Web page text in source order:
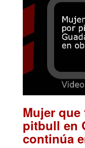
Mujer que
pitbull en
continúa